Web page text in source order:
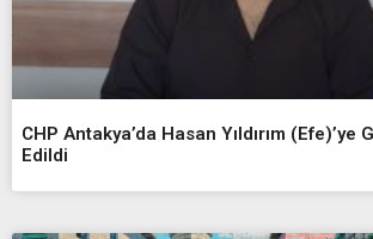
CHP Antakya’da Hasan Yıldırım (Efe)’ye
Edildi